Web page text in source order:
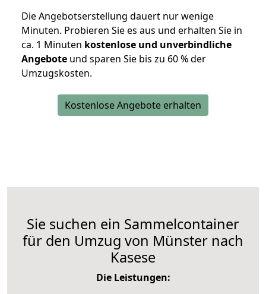
Die Angebotserstellung dauert nur wenige
Minuten. Probieren Sie es aus und erhalten Sie in
ca. 1 Minuten kostenlose und unverbindliche
Angebote und sparen Sie bis zu 60 % der
Umzugskosten.
Kostenlose Angebote erhalten
Sie suchen ein Sammelcontainer
für den Umzug von Münster nach
Kasese
Die Leistungen: